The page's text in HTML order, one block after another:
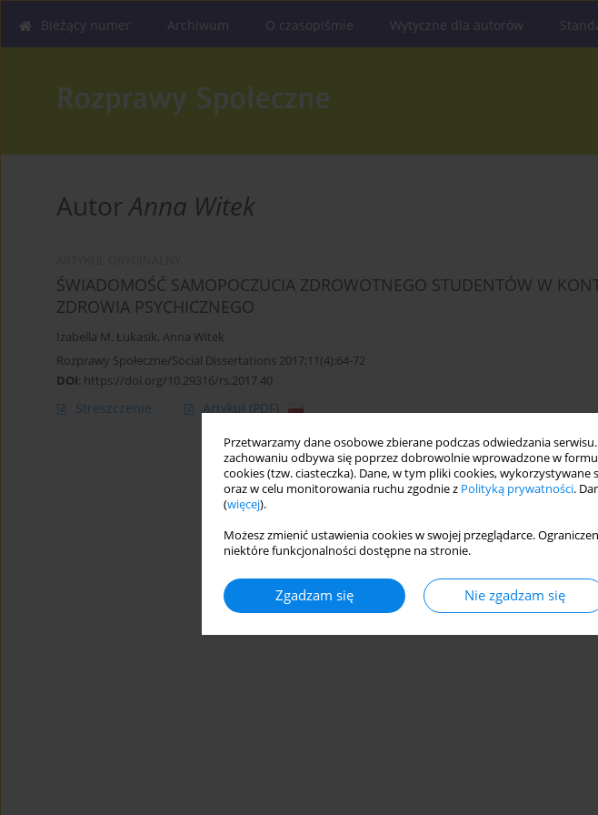
Przetwarzamy dane osobowe zbierane podczas odwiedzania
zachowaniu odbywa się poprzez dobrowolnie wprowadzone w
cookies (tzw. ciasteczka). Dane, w tym pliki cookies,
oraz w celu monitorowania ruchu zgodnie z Polityką prywatności.
(więcej).
Możesz zmienić ustawienia cookies w swojej przeglądarce.
niektóre funkcjonalności dostępne na stronie.
Zgadzam się Nie zgadzam się
Bieżący numer Archiwum O czasopiśmie Wytyczne dla autorów
AutorAnna Witek
ŚWIADOMOŚĆ SAMOPOCZUCIA ZDROWOTNEGO STUDENTÓW W
ZDROWIA PSYCHICZNEGO
Izabella M. Łukasik, Anna Witek
Rozprawy Społeczne/Social Dissertations 2017;11(4):64-72
DOI: https://doi.org/10.29316/rs.2017.40
Streszczenie Artykuł (PDF)